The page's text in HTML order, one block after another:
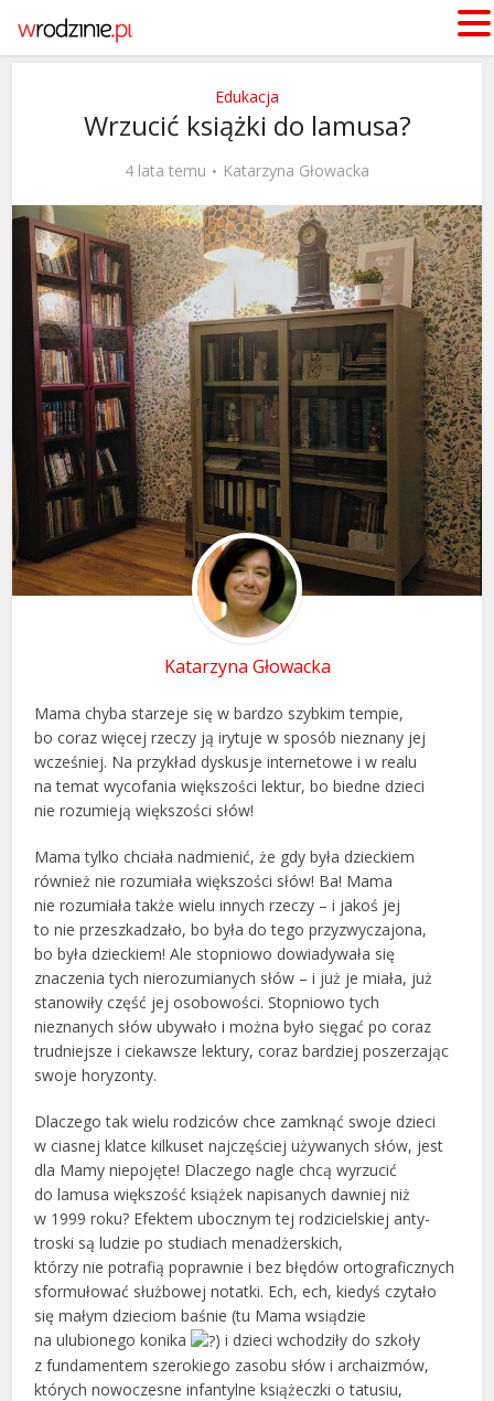
Edukacja
Wrzucić książki do lamusa?
4 lata temu Katarzyna Głowacka
Katarzyna Głowacka
Mama chyba starzeje się w bardzo szybkim tempie,
bo coraz więcej rzeczy ją irytuje w sposób nieznany jej
wcześniej. Na przykład dyskusje internetowe i w realu
na temat wycofania większości lektur, bo biedne dzieci
nie rozumieją większości słów!
Mama tylko chciała nadmienić, że gdy była dzieckiem
również nie rozumiała większości słów! Ba! Mama
nie rozumiała także wielu innych rzeczy – i jakoś jej
to nie przeszkadzało, bo była do tego przyzwyczajona,
bo była dzieckiem! Ale stopniowo dowiadywała się
znaczenia tych nierozumianych słów – i już je miała, już
stanowiły część jej osobowości. Stopniowo tych
nieznanych słów ubywało i można było sięgać po coraz
trudniejsze i ciekawsze lektury, coraz bardziej poszerzając
swoje horyzonty.
Dlaczego tak wielu rodziców chce zamknąć swoje dzieci
w ciasnej klatce kilkuset najczęściej używanych słów, jest
dla Mamy niepojęte! Dlaczego nagle chcą wyrzucić
do lamusa większość książek napisanych dawniej niż
w 1999 roku? Efektem ubocznym tej rodzicielskiej anty-
troski są ludzie po studiach menadżerskich,
którzy nie potrafią poprawnie i bez błędów ortograficznych
sformułować służbowej notatki. Ech, ech, kiedyś czytało
się małym dzieciom baśnie (tu Mama wsiądzie
na ulubionego konika
) i dzieci wchodziły do szkoły
z fundamentem szerokiego zasobu słów i archaizmów,
których nowoczesne infantylne książeczki o tatusiu,